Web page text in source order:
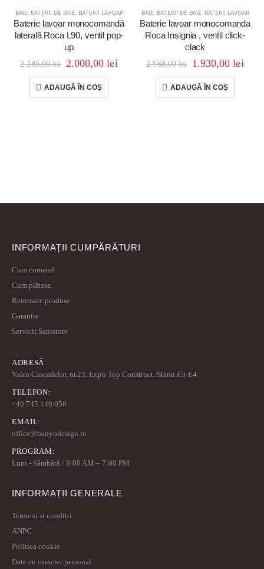
BAIE, BATERII DE BAIE, BATERII LAVOAR
Baterie lavoar monocomandă
laterală Roca L90, ventil pop-
up
2.285,00lei 2.000,00lei
ADAUGĂ ÎN COȘ
BAIE, BATERII DE BAIE, BATERII LAVOAR
Baterie lavoar monocomanda
Roca Insignia , ventil click-
clack
2.568,00lei 1.930,00lei
ADAUGĂ ÎN COȘ
INFORMAȚII CUMPĂRĂTURI
Cum comand
Cum plătesc
Returnare produse
Garantie
Servicii Sanistore
ADRESĂ:
Valea Cascadelor, nr.23, Expo Top Construct, Stand E3-E4
TELEFON:
+40 745 140 056
EMAIL:
office@banyodesign.ro
PROGRAM:
Luni - Sâmbătă / 9:00 AM – 7:00 PM
INFORMAȚII GENERALE
Termeni și condiții
ANPC
Politica cookie
Date cu caracter personal